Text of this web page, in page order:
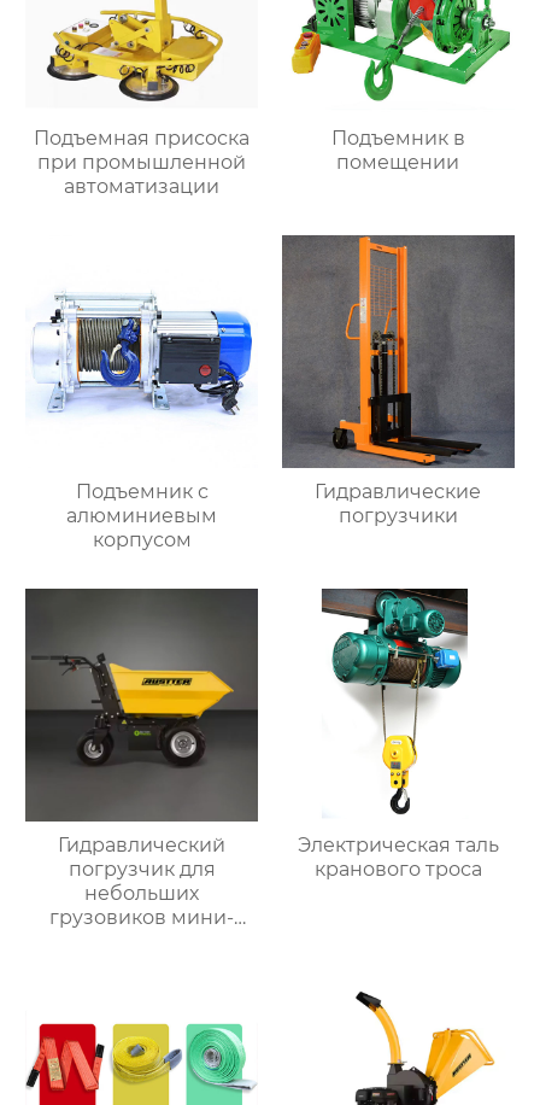
Подъемная присоска
при промышленной
автоматизации
Подъемник в
помещении
Подъемник с
алюминиевым
корпусом
Гидравлические
погрузчики
Гидравлический
погрузчик для
небольших
грузовиков мини-
Электрическая таль
кранового троса